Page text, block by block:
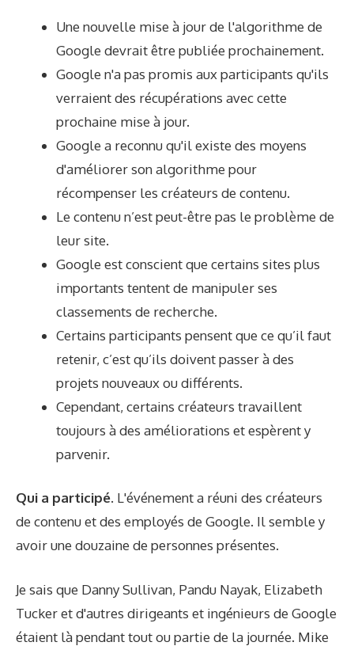
Une nouvelle mise à jour de l'algorithme de
Google devrait être publiée prochainement.
Google n'a pas promis aux participants qu'ils
verraient des récupérations avec cette
prochaine mise à jour.
Google a reconnu qu'il existe des moyens
d'améliorer son algorithme pour
récompenser les créateurs de contenu.
Le contenu n’est peut-être pas le problème de
leur site.
Google est conscient que certains sites plus
importants tentent de manipuler ses
classements de recherche.
Certains participants pensent que ce qu’il faut
retenir, c’est qu’ils doivent passer à des
projets nouveaux ou différents.
Cependant, certains créateurs travaillent
toujours à des améliorations et espèrent y
parvenir.
Qui a participé. L'événement a réuni des créateurs
de contenu et des employés de Google. Il semble y
avoir une douzaine de personnes présentes.
Je sais que Danny Sullivan, Pandu Nayak, Elizabeth
Tucker et d'autres dirigeants et ingénieurs de Google
étaient là pendant tout ou partie de la journée. Mike